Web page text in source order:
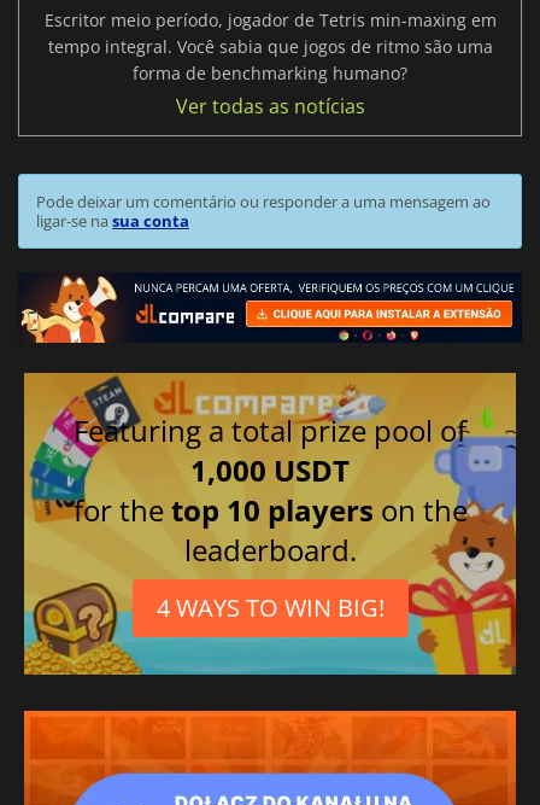
Escritor meio período, jogador de Tetris min-maxing em
tempo integral. Você sabia que jogos de ritmo são uma
forma de benchmarking humano?
Ver todas as notícias
Pode deixar um comentário ou responder a uma mensagem ao
ligar-se nasua conta
Featuring a total prize pool of
1,000 USDT
for thetop 10 players on the
leaderboard.
4 WAYS TO WIN BIG!